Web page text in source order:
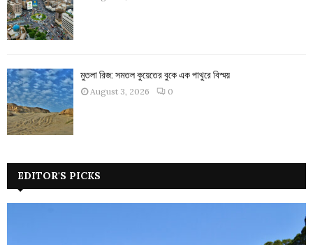
মুতলা রিজ: সমতল কুয়েতের বুকে এক পাথুরে বিস্ময়
August 3, 2026 0
EDITOR'S PICKS